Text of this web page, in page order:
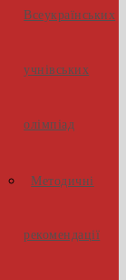
Всеукраїнських
учнівських
олімпіад
Методичні
рекомендації